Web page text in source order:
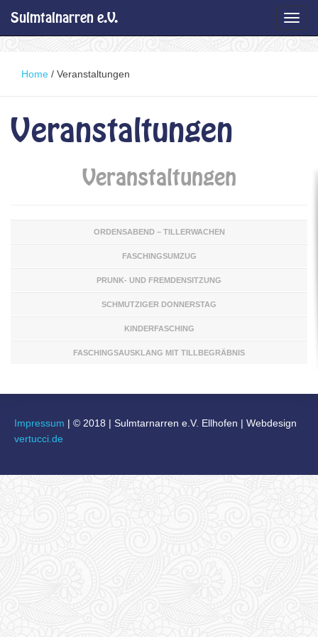
Sulmtalnarren e.V.
Home / Veranstaltungen
Veranstaltungen
Veranstaltungen
ORDENSABEND – TILLERWACHEN
FASCHINGSUMZUG
PRUNK- UND FREMDENSITZUNG
SCHMUTZIGER DONNERSTAG
KINDERFASCHING
FASCHINGSAUSKLANG MIT TILLBEGRÄBNIS
Impressum | © 2018 | Sulmtarnarren e.V. Ellhofen | Webdesign
vertucci.de